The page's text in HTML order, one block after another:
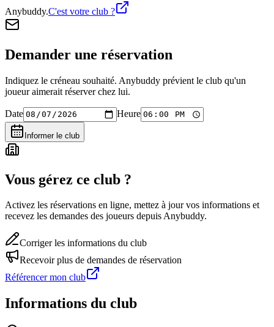
Anybuddy.C'est votre club ?
Demander une réservation
Indiquez le créneau souhaité. Anybuddy prévient le club qu'un
joueur aimerait réserver chez lui.
Date Heure
Informer le club
Vous gérez ce club ?
Activez les réservations en ligne, mettez à jour vos informations et
recevez les demandes des joueurs depuis Anybuddy.
Corriger les informations du club
Recevoir plus de demandes de réservation
Référencer mon club
Informations du club